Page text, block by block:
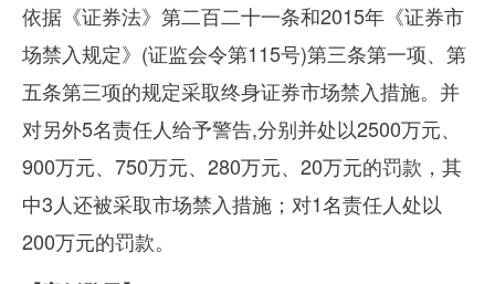
依据《证券法》第二百二十一条和2015年《证券市
场禁入规定》 (证监会令第115号)第三条第一项、第
五条第三项的规定采取终身证券市场禁入措施。并
对另外5名责任人给予警告,分别并处以2500万元、
900万元、 750万元、 280万元、 20万元的罚款，其
中3人还被采取市场禁入措施；对1名责任人处以
200万元的罚款。